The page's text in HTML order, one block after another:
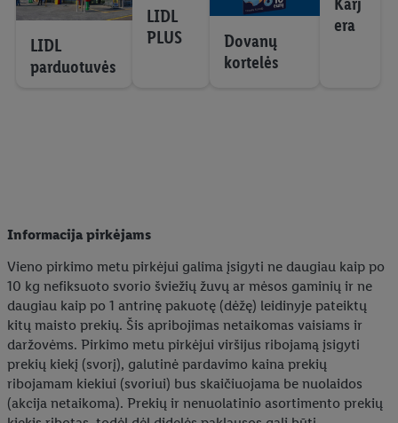
LIDL
parduotuvės
LIDL
PLUS
Dovanų
kortelės
era
Informacija pirkėjams
Vieno pirkimo metu pirkėjui galima įsigyti ne daugiau kaip po
10 kg nefiksuoto svorio šviežių žuvų ar mėsos gaminių ir ne
daugiau kaip po 1 antrinę pakuotę (dėžę) leidinyje pateiktų
kitų maisto prekių. Šis apribojimas netaikomas vaisiams ir
daržovėms. Pirkimo metu pirkėjui viršijus ribojamą įsigyti
prekių kiekį (svorį), galutinė pardavimo kaina prekių
ribojamam kiekiui (svoriui) bus skaičiuojama be nuolaidos
(akcija netaikoma). Prekių ir nenuolatinio asortimento prekių